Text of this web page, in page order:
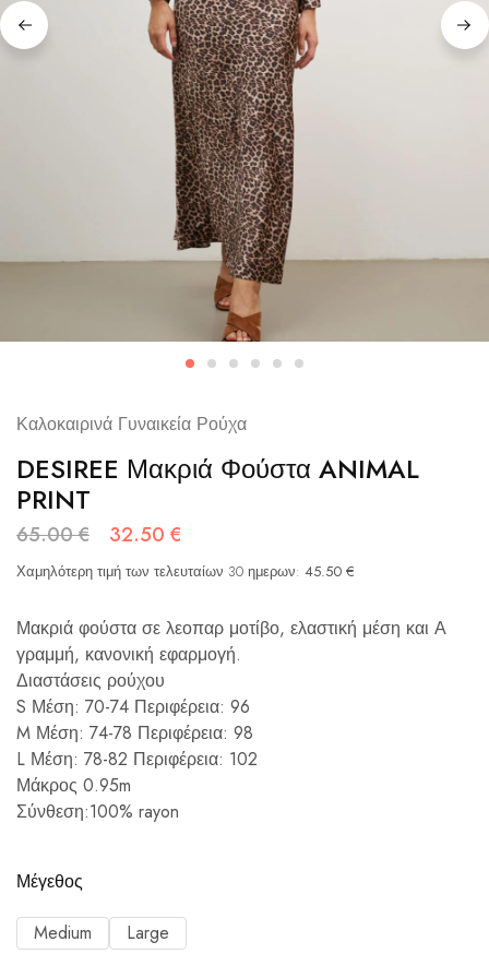
Καλοκαιρινά Γυναικεία Ρούχα
DESIREE Μακριά Φούστα ANIMAL
PRINT
65.00€ 32.50 €
Χαμηλότερη τιμή των τελευταίων 30 ημερων: 45.50 €
Μακριά φούστα σε λεοπαρ μοτίβο, ελαστική μέση και Α
γραμμή, κανονική εφαρμογή.
Διαστάσεις ρούχου
S Μέση: 70-74 Περιφέρεια: 96
M Μέση: 74-78 Περιφέρεια: 98
L Μέση: 78-82 Περιφέρεια: 102
Μάκρος 0.95m
Σύνθεση:100% rayon
Μέγεθος
Medium Large